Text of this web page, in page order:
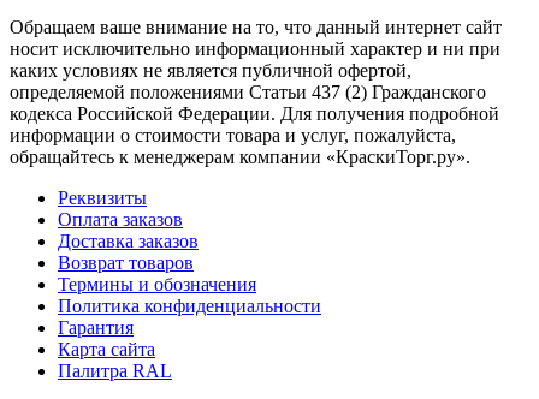
Обращаем ваше внимание на то, что данный интернет сайт
носит исключительно информационный характер и ни при
каких условиях не является публичной офертой,
определяемой положениями Статьи 437 (2) Гражданского
кодекса Российской Федерации. Для получения подробной
информации о стоимости товара и услуг, пожалуйста,
обращайтесь к менеджерам компании «КраскиТорг.ру».
Реквизиты
Оплата заказов
Доставка заказов
Возврат товаров
Термины и обозначения
Политика конфиденциальности
Гарантия
Карта сайта
Палитра RAL